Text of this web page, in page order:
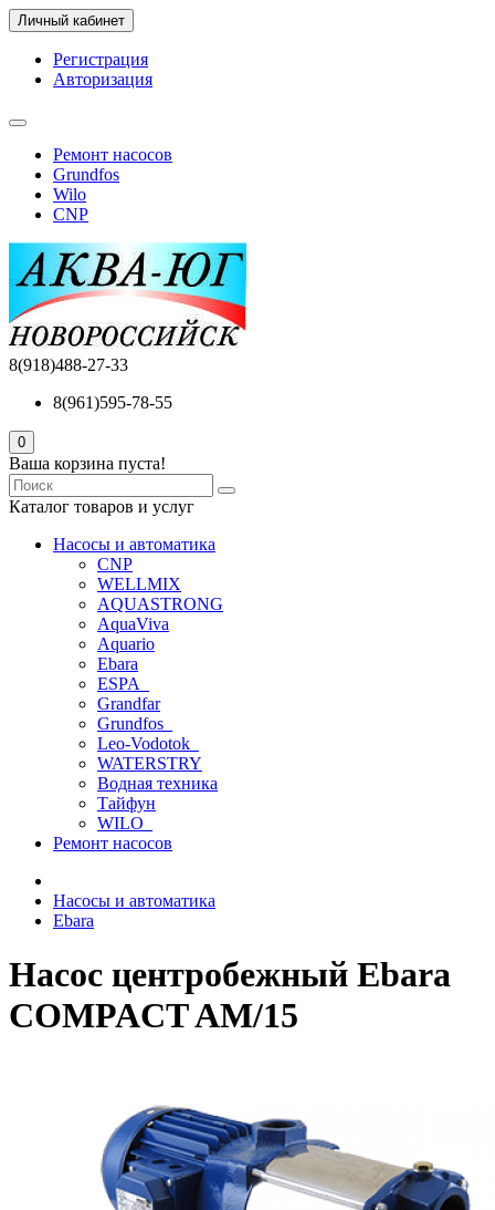
Личный кабинет
Регистрация
Авторизация
Ремонт насосов
Grundfos
Wilo
CNP
8(918)488-27-33
8(961)595-78-55
0
Ваша корзина пуста!
Каталог товаров и услуг
Насосы и автоматика
CNP
WELLMIX
AQUASTRONG
AquaViva
Aquario
Ebara
ESPA_
Grandfar
Grundfos_
Leo-Vodotok_
WATERSTRY
Водная техника
Тайфун
WILO_
Ремонт насосов
Насосы и автоматика
Ebara
Haсос центробежный Ebara
COMPACT AM/15